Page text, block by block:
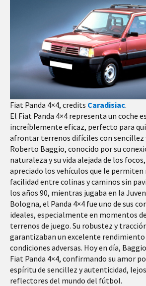
Fiat Panda 4×4, credits Caradisiac.
El Fiat Panda 4×4 representa un coche
increíblemente eficaz, perfecto para
afrontar terrenos difíciles con sencillez
Roberto Baggio, conocido por su
naturaleza y su vida alejada de los
apreciado los vehículos que le permiten
facilidad entre colinas y caminos sin
los años 90, mientras jugaba en la
Bologna, el Panda 4×4 fue uno de sus
ideales, especialmente en momentos
terrenos de juego. Su robustez y
garantizaban un excelente rendimiento
condiciones adversas. Hoy en día,
Fiat Panda 4×4, confirmando su amor
espíritu de sencillez y autenticidad,
reflectores del mundo del fútbol.